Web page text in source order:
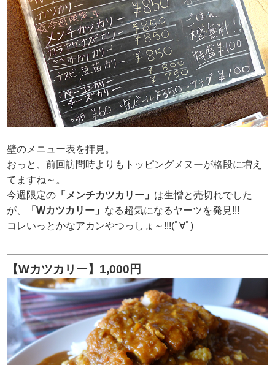
壁のメニュー表を拝見。
おっと、前回訪問時よりもトッピングメヌーが格段に増え
てますね～。
今週限定の 「メンチカツカリー」 は生憎と売切れでした
が、
「Wカツカリー」 なる超気になるヤーツを発見!!!
コレいっとかなアカンやつっしょ～!!!(ﾟ∀ﾟ)
【Wカツカリー】1,000円